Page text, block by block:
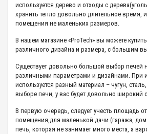
используется дерево и отходы с
хранить тепло довольно длительное время,
помещения не маленьких размеров.
В нашем магазине «ProTech» вы можете
различного дизайна и размера, с большим
Существует довольно большой выбор печей
различными параметрами и дизайнами. При
используется разный материал – чугун,
выборе печи, у вас будет довольно широкий
В первую очередь, следует учесть площадь
помещения,для маленькой дачи (гаража,
печь, которая не занимает много места, а